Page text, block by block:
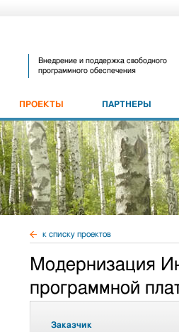
Внедрение и поддержка свободного
программного обеспечения
ПРОЕКТЫ ПАРТНЕРЫ
к списку проектов
Модернизация
программной
Заказчик